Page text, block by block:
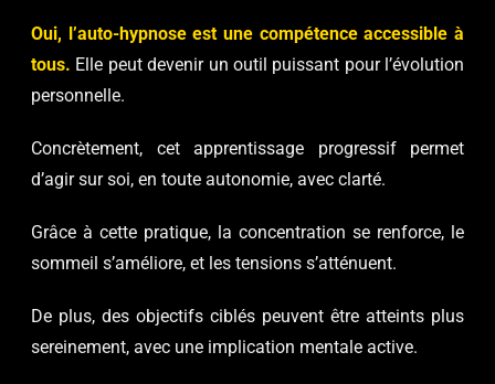
Oui, l’auto-hypnose est une compétence accessible à
tous. Elle peut devenir un outil puissant pour l’évolution
personnelle.
Concrètement, cet apprentissage progressif permet
d’agir sur soi, en toute autonomie, avec clarté.
Grâce à cette pratique, la concentration se renforce, le
sommeil s’améliore, et les tensions s’atténuent.
De plus, des objectifs ciblés peuvent être atteints plus
sereinement, avec une implication mentale active.